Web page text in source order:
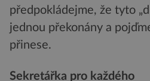
předpokládejme, že tyto
jednou překonány a
přinese.
Sekretářka pro každého